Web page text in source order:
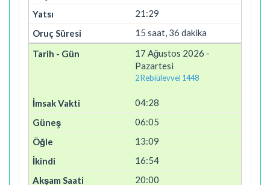
21:29
15 saat, 36 dakika
17 Ağustos 2026 -
Pazartesi
2 Rebiülevvel 1448
04:28
06:05
13:09
16:54
20:00